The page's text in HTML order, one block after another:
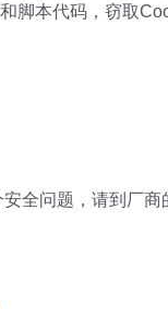
脚本代码，窃取
全问题，请到厂商